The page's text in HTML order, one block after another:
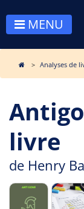
MENU
Analyses de
livre
de Henry